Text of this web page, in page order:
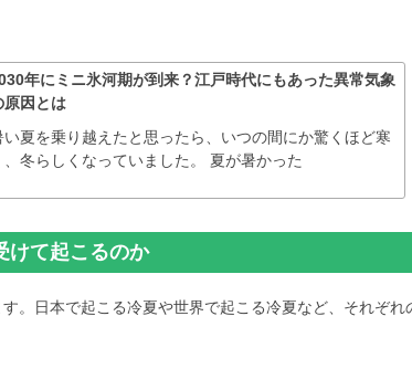
年にミニ氷河期が到来？江戸時代にもあった異常気象
原因とは
い夏を乗り越えたと思ったら、いつの間にか驚くほど寒
、冬らしくなっていました。 夏が暑かった
けて起こるのか
。日本で起こる冷夏や世界で起こる冷夏など、それぞれ